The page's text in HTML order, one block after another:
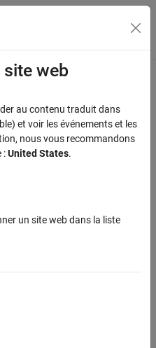
du menu
Kernel mode or Priority mode
start time in
signal can be any signal of any
does not perform any action. It
web
au contenu traduit dans
et voir les événements et les
nous vous recommandons
:United States.
un site web dans la liste